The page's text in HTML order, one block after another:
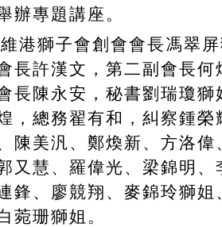
辦專題講座。
港獅子會創會會長馮翠
長許漢文，第二副會長何
長陳永安，秘書劉瑞瓊獅
，總務翟有和，糾察鍾榮
陳美汎、鄭煥新、方洛偉
又慧、羅偉光、梁錦明、
鋒、廖競翔、麥錦玲獅姐
菀珊獅姐。